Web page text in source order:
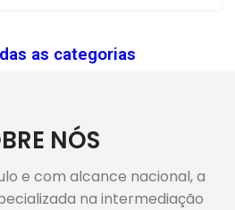
as categorias
NÓS
e com alcance nacional, a
na intermediação